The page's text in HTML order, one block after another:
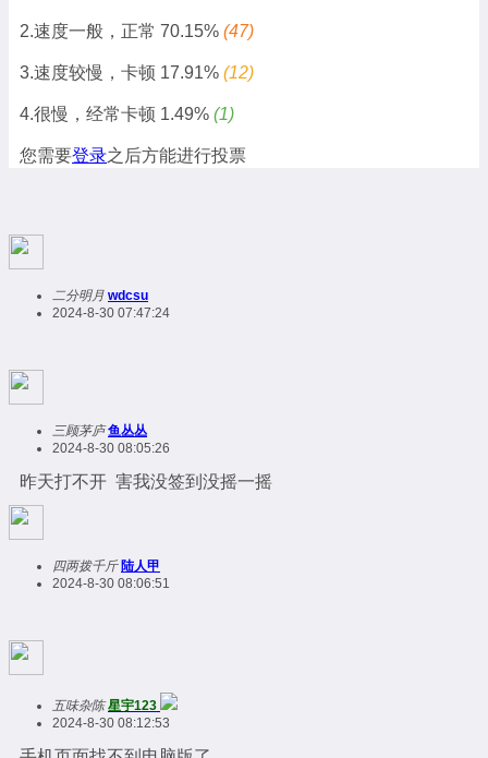
2.速度一般，正常 70.15% (47)
3.速度较慢，卡顿 17.91% (12)
4.很慢，经常卡顿 1.49% (1)
您需要登录之后方能进行投票
二分明月 wdcsu
2024-8-30 07:47:24
三顾茅庐 鱼丛丛
2024-8-30 08:05:26
昨天打不开 害我没签到没摇一摇
四两拨千斤 陆人甲
2024-8-30 08:06:51
五味杂陈 星宇123
2024-8-30 08:12:53